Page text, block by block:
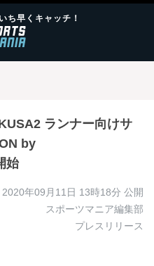
ち早くキャッチ！
ランナー向けサ
by
始
2020年09月11日 13時18分 公開
スポーツマニア編集部
プレスリリース